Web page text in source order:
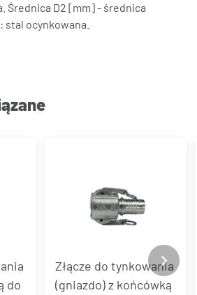
Średnica D2 [mm] - średnica
stal ocynkowana.
do
Złącze do tynkowania
(gniazdo) z końcówką